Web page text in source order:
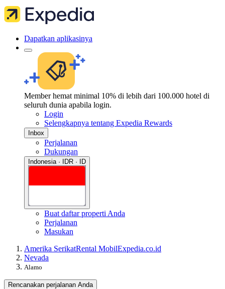
Dapatkan aplikasinya
Member hemat minimal 10% di lebih dari 100.000 hotel di
seluruh dunia apabila login.
Login
Selengkapnya tentang Expedia Rewards
Inbox
Perjalanan
Dukungan
Indonesia · IDR · ID
Buat daftar properti Anda
Perjalanan
Masukan
Amerika SerikatRental MobilExpedia.co.id
Nevada
Alamo
Rencanakan perjalanan Anda